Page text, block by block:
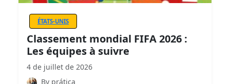
ÉTATS-UNIS
Classement mondial FIFA 2026 :
Les équipes à suivre
4 de juillet de 2026
By prática